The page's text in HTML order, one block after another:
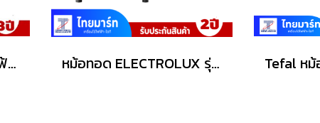
SMART HOME หม้ออไฟฟ้าเนกประสงค์ 1 ลิตร รุ่น SFP450 หม้อทอด ELECTROLUX รุ่น E7AF1-700P ขนาด6.9 ลิตร